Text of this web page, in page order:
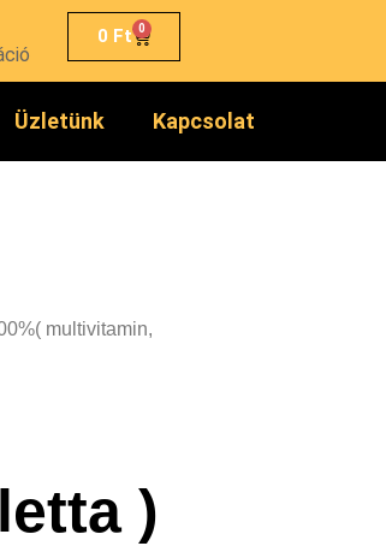
0 Ft 0
Üzletünk Kapcsolat
multivitamin,
)